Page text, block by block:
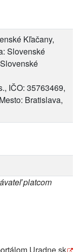
Kľačany,
Slovenské
IČO: 35763469,
Bratislava,
platcom